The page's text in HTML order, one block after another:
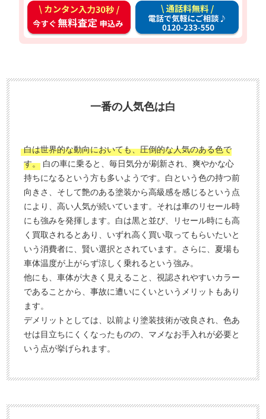
カ
ン
タ
力
今
す
ぐ
無
料
査
定
申
込
み
通
料
お
電
話
気
軽
に
ご
相
談
一番の人気色は白
白は世界的な動向においても、圧倒的な人気のある色で
す。 白の車に乗ると、毎日気分が刷新され、爽やかな心
持ちになるという方も多いようです。白という色の持つ前
向きさ、そして艶のある塗装から高級感を感じるという点
により、高い人気が続いています。それは車のリセール時
にも強みを発揮します。白は黒と並び、リセール時にも高
く買取されるとあり、いずれ高く買い取ってもらいたいと
いう消費者に、賢い選択とされています。さらに、夏場も
車体温度が上がらず涼しく乗れるという強み。
他にも、車体が大きく見えること、視認されやすいカラー
であることから、事故に遭いにくいというメリットもあり
ます。
デメリットとしては、以前より塗装技術が改良され、色あ
せは目立ちにくくなったものの、マメなお手入れが必要と
いう点が挙げられます。